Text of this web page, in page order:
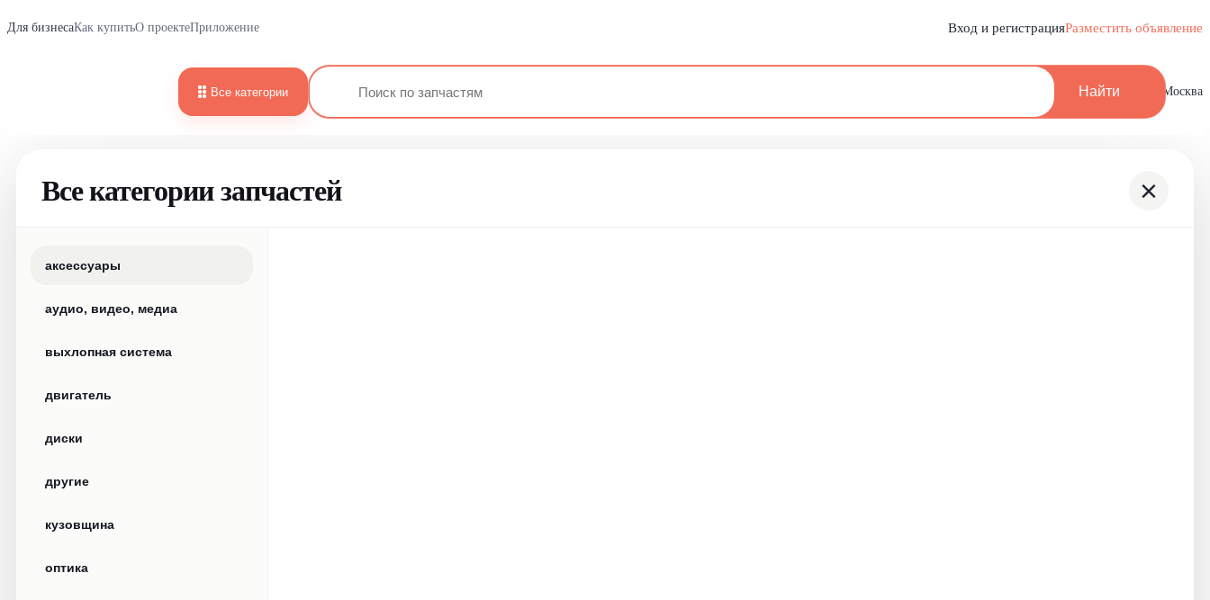
Для бизнесаКак купитьО проектеПриложение Вход и регистрацияРазместить объявление
Все категории Найти Москва
Все категории запчастей ×
аксессуары
аудио, видео, медиа
выхлопная система
двигатель
диски
другие
кузовщина
оптика